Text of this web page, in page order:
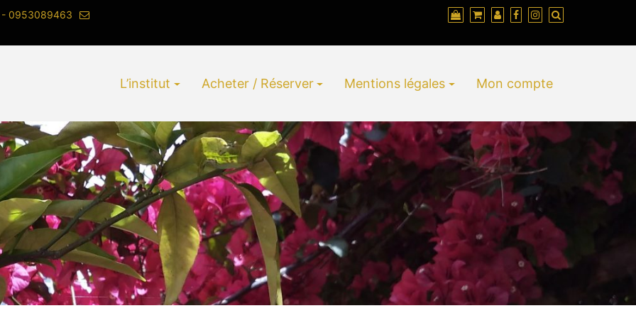
0953089463
L’institut Acheter / Réserver Mentions légales Mon compte